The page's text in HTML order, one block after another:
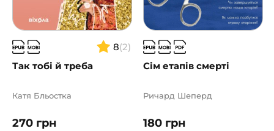
8(2)
Так тобі й треба
270 грн
Катя Бльостка
Сім етапів смерті
180 грн
Ричард Шеперд